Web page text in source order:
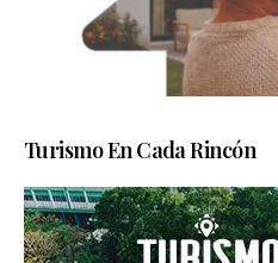
Turismo En Cada Rincón